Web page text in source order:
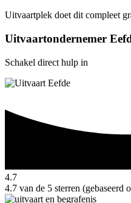
Uitvaartplek doet dit compleet
Uitvaartondernemer
Schakel direct hulp in
4.7
4.7 van de 5 sterren (gebaseerd